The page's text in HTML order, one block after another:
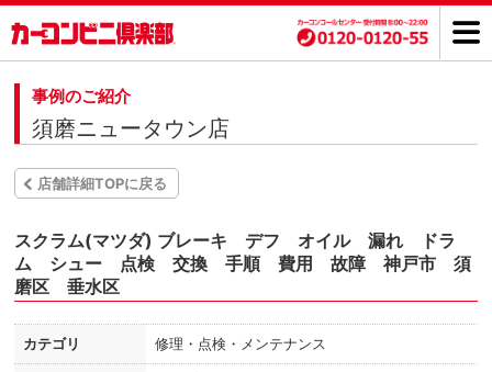
事例のご紹介
須磨ニュータウン店
店舗詳細TOPに戻る
スクラム(マツダ) ブレーキ デフ オイル 漏れ ドラ
ム シュー 点検 交換 手順 費用 故障 神戸市 須
磨区 垂水区
カテゴリ 修理・点検・メンテナンス